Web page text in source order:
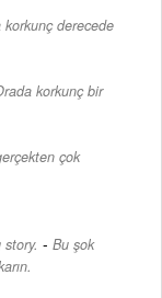
korkunç derecede
korkunç bir
çok
- Bu şok